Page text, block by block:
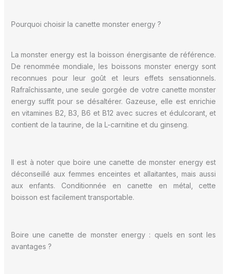
Pourquoi choisir la canette monster energy ?
La monster energy est la boisson énergisante de référence.
De renommée mondiale, les boissons monster energy sont
reconnues pour leur goût et leurs effets sensationnels.
Rafraîchissante, une seule gorgée de votre canette monster
energy suffit pour se désaltérer. Gazeuse, elle est enrichie
en vitamines B2, B3, B6 et B12 avec sucres et édulcorant, et
contient de la taurine, de la L-carnitine et du ginseng.
Il est à noter que boire une canette de monster energy est
déconseillé aux femmes enceintes et allaitantes, mais aussi
aux enfants. Conditionnée en canette en métal, cette
boisson est facilement transportable.
Boire une canette de monster energy : quels en sont les
avantages ?